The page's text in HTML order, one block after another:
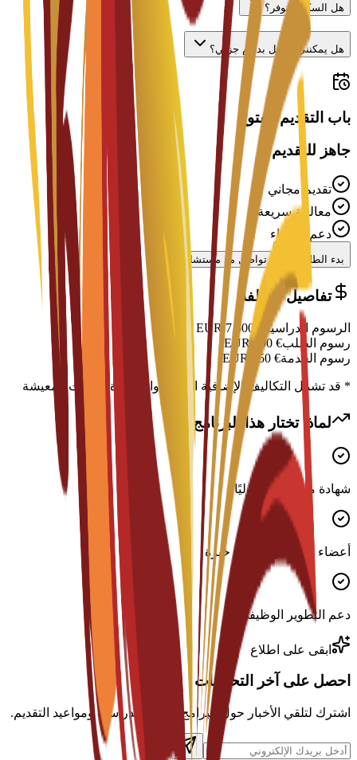
هل السكن متوفر؟
هل يمكنني العمل بدوام جزئي؟
باب التقديم مفتوح
جاهز للتقديم؟
تقديم مجاني
معالجة سريعة
دعم الخبراء
بدء الطلب تواصل مع مستشار
تفاصيل التكلفة
الرسوم الدراسية €
7,500
EUR
رسوم الطلب€
300
رسوم الخدمة€
150
* قد تشمل التكاليف الإضافية الإقامة والتأشيرة ونفقات المعيشة
لماذا تختار هذا البرنامج؟
شهادة معترف بها دوليًا
أعضاء هيئة تدريس ذوو خبرة
دعم التطوير الوظيفي
ابقى على اطلاع
احصل على آخر التحديثات
اشترك لتلقي الأخبار حول البرامج والمنح الدراسية ومواعيد التقديم.